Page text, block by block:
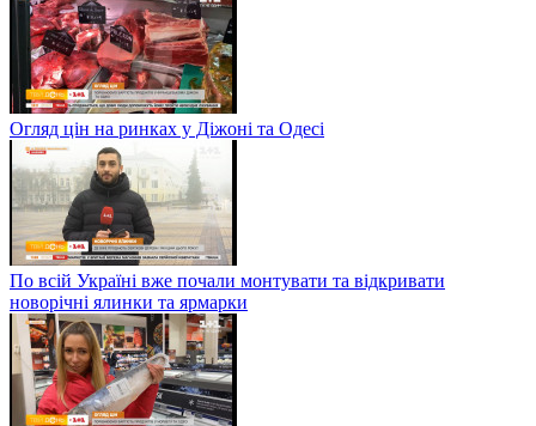
Огляд цін на ринках у Діжоні та Одесі
По всій Україні вже почали монтувати та відкривати
новорічні ялинки та ярмарки